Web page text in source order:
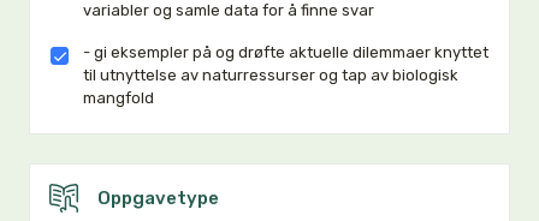
variabler og samle data for å finne svar
- gi eksempler på og drøfte aktuelle dilemmaer knyttet
til utnyttelse av naturressurser og tap av biologisk
mangfold
Oppgavetype